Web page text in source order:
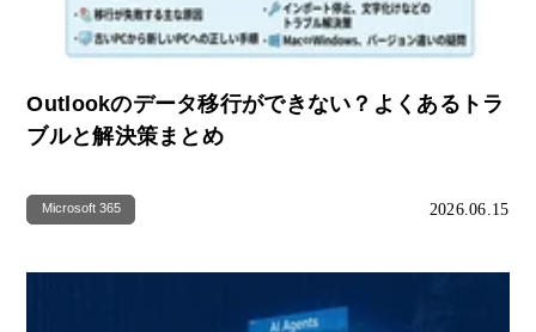
Outlookのデータ移行ができない？よくあるトラ
ブルと解決策まとめ
Microsoft 365 2026.06.15